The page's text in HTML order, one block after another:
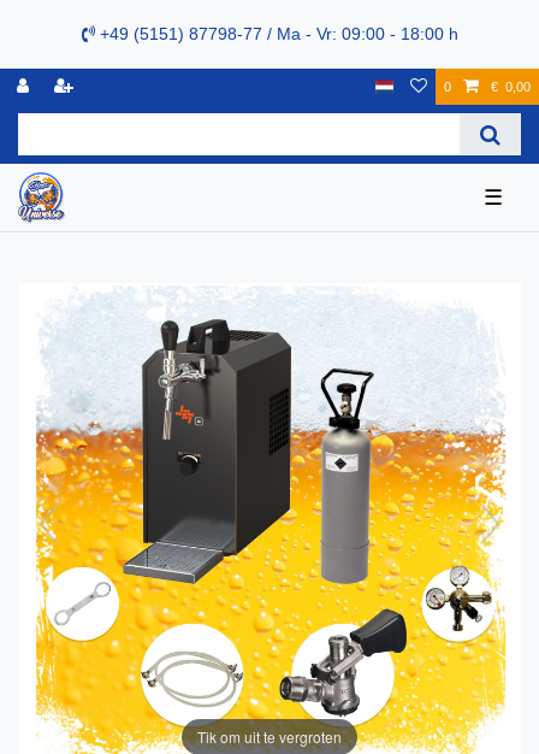
+49 (5151) 87798-77 / Ma - Vr: 09:00 - 18:00 h
0 € 0,00
☰
Tik om uit te vergroten